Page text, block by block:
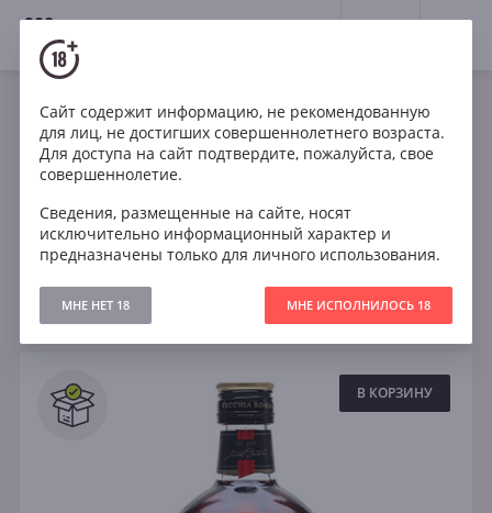
18+
Весь коньяк Армения Франция
Фильтры ОЧИСТИТЬ
Поиск
Все В КОРЗИНУ
Сайт содержит информацию, не рекомендованную
для лиц, не достигших совершеннолетнего возраста.
Для доступа на сайт подтвердите, пожалуйста, свое
совершеннолетие.
Сведения, размещенные на сайте, носят
исключительно информационный характер и
предназначены только для личного использования.
МНЕ НЕТ 18 МНЕ ИСПОЛНИЛОСЬ 18